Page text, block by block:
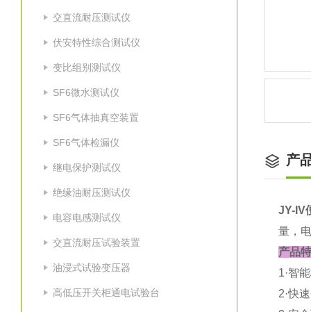
交直流耐压测试仪
伏安特性综合测试仪
变比组别测试仪
SF6微水测试仪
SF6气体抽真空装置
SF6气体检漏仪
继电保护测试仪
绝缘油耐压测试仪
电容电感测试仪
交直流耐压试验装置
油浸式试验变压器
高低压开关柜通电试验台
产
JY-IV
量，
产品
1·智
2·快